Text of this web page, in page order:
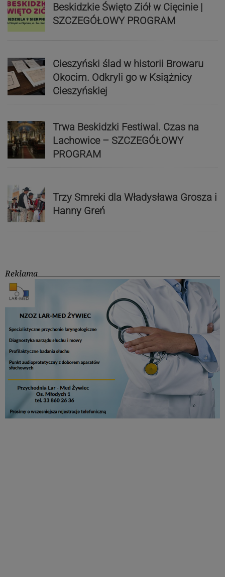
Beskidzkie Święto Ziół w Cięcinie |
SZCZEGÓŁOWY PROGRAM
Cieszyński ślad w historii Browaru
Okocim. Odkryli go w Książnicy
Cieszyńskiej
Trwa Beskidzki Festiwal. Czas na
Lachowice – SZCZEGÓŁOWY
PROGRAM
Trzy Smreki dla Władysława Grosza i
Hanny Greń
Reklama